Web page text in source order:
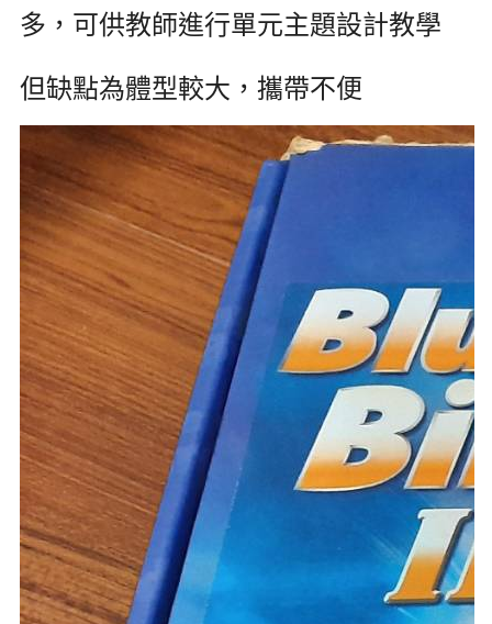
多，可供教師進行單元主題設計教學
但缺點為體型較大，攜帶不便